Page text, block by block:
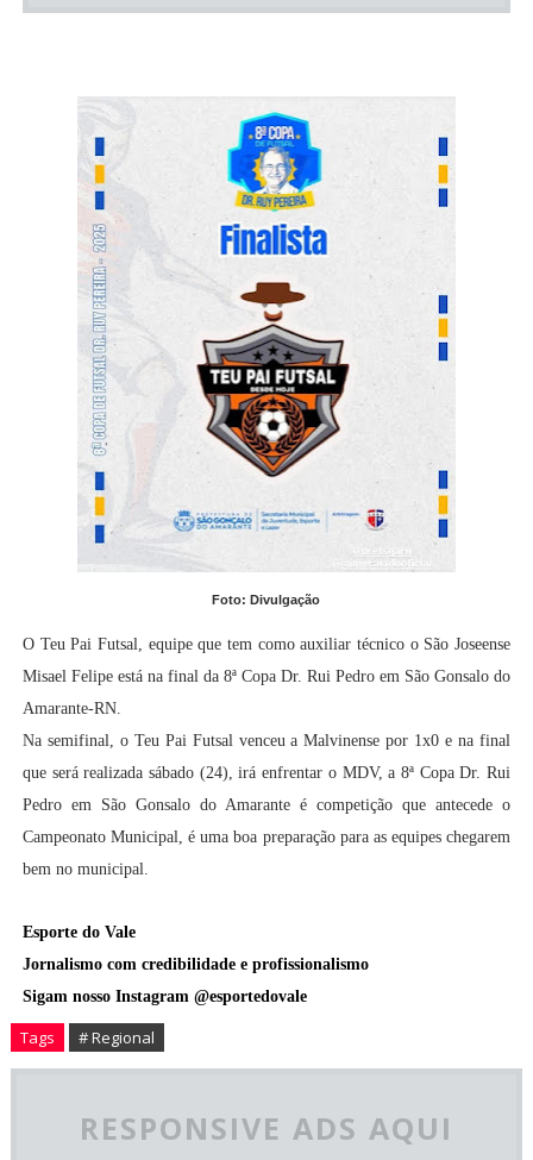
Foto: Divulgação
O Teu Pai Futsal, equipe que tem como auxiliar técnico o São Joseense
Misael Felipe está na final da 8ª Copa Dr. Rui Pedro em São Gonsalo do
Amarante-RN.
Na semifinal, o Teu Pai Futsal venceu a Malvinense por 1x0 e na final
que será realizada sábado (24), irá enfrentar o MDV, a 8ª Copa Dr. Rui
Pedro em São Gonsalo do Amarante é competição que antecede o
Campeonato Municipal, é uma boa preparação para as equipes chegarem
bem no municipal.
Esporte do Vale
Jornalismo com credibilidade e profissionalismo
Sigam nosso Instagram @esportedovale
Tags # Regional
RESPONSIVE ADS AQUI